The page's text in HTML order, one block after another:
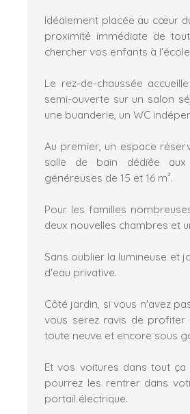
Idéalement placée au cœur
proximité immédiate de
chercher vos enfants à
Le rez-de-chaussée
semi-ouverte sur un salon
une buanderie, un WC
Au premier, un espace
salle de bain dédiée aux
généreuses de 15 et 16 m².
Pour les familles
deux nouvelles chambres et
Sans oublier la lumineuse et
d'eau privative.
Côté jardin, si vous n'avez
vous serez ravis de
toute neuve et encore sous
Et vos voitures dans tout
pourrez les rentrer dans
portail électrique.